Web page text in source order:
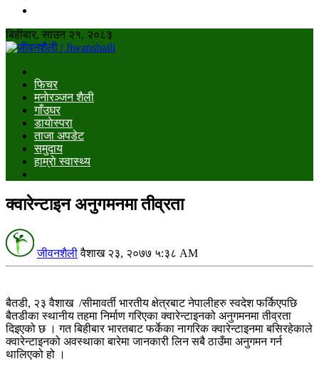
बिहीबार, साउन २१, २०८३
फिचर
मनाेरञ्जन शैली
गाँउघर
डायाेस्परा
ताजा अपडेट
समुदाय
हाम्राे स्वास्थ्य
क्वारेन्टाइन अनुगमनमा तीव्रता
जीवनशैली वैशाख २३, २०७७ ५:३८ AM
बैतडी, २३ वैशाख /सीमावर्ती भारतीय क्षेत्रबाट नेपालीहरु स्वदेश फर्किएपछि
बैतडीका स्थानीय तहमा निर्माण गरिएका क्वारेन्टाइनको अनुगमनमा तीव्रता
दिइएको छ । गत बिहीबार भारतबाट फर्केका नागरिक क्वारेन्टाइनमा बसिरहेकाले
क्वारेन्टाइनको अवस्थाका बारेमा जानकारी लिन सबै ठाउँमा अनुगमन गर्न
थालिएको हो ।